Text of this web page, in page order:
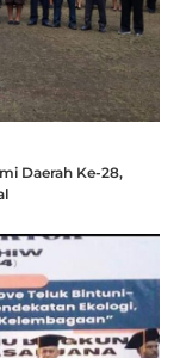
Daerah Ke-28,